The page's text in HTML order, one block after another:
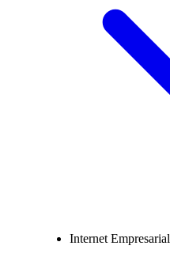
Internet Empresarial